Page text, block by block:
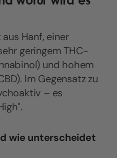
Hanf, einer
geringem THC-
und hohem
Im Gegensatz zu
– es
wie unterscheidet